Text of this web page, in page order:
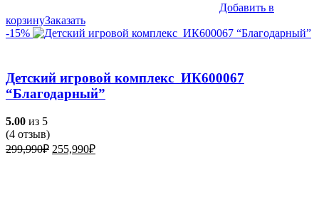
Добавить в
корзинуЗаказать
-15%
Детский игровой комплекс ИК600067
“Благодарный”
5.00 из 5
(4 отзыв)
299,990₽ Первоначальная
255,990₽Текущая